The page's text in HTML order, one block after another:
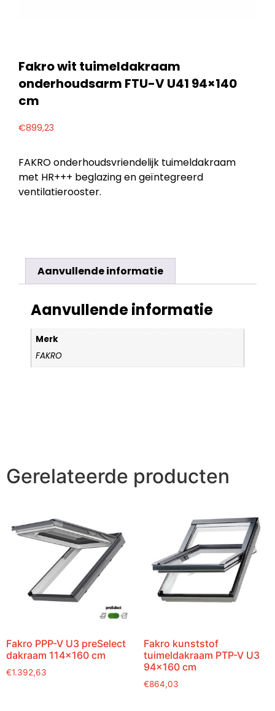
Fakro wit tuimeldakraam
onderhoudsarm FTU-V U41 94×140
cm
€899,23
FAKRO onderhoudsvriendelijk tuimeldakraam
met HR+++ beglazing en geïntegreerd
ventilatierooster.
Aanvullende informatie
Aanvullende informatie
Merk
FAKRO
Gerelateerde producten
Fakro PPP-V U3 preSelect
dakraam 114×160 cm
€1.392,63
Fakro kunststof
tuimeldakraam PTP-V U3
94×160 cm
€864,03